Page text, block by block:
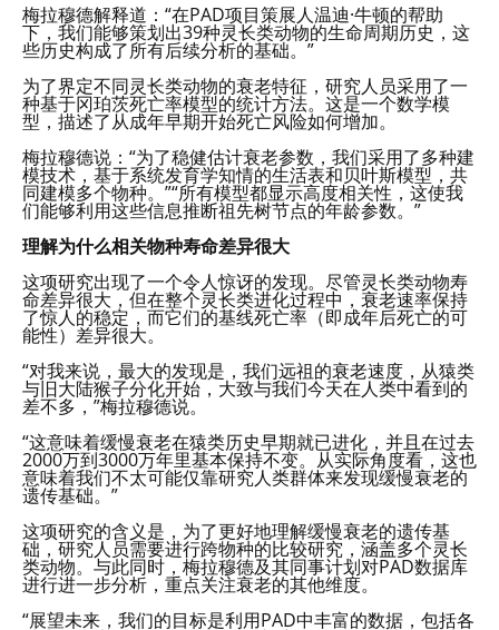
梅拉穆德解释道：“在PAD项目策展人温迪·牛顿的帮助
下，我们能够策划出39种灵长类动物的生命周期历史，这
些历史构成了所有后续分析的基础。”
为了界定不同灵长类动物的衰老特征，研究人员采用了一
种基于冈珀茨死亡率模型的统计方法。这是一个数学模
型，描述了从成年早期开始死亡风险如何增加。
梅拉穆德说：“为了稳健估计衰老参数，我们采用了多种建
模技术，基于系统发育学知情的生活表和贝叶斯模型，共
同建模多个物种。”“所有模型都显示高度相关性，这使我
们能够利用这些信息推断祖先树节点的年龄参数。”
理解为什么相关物种寿命差异很大
这项研究出现了一个令人惊讶的发现。尽管灵长类动物寿
命差异很大，但在整个灵长类进化过程中，衰老速率保持
了惊人的稳定，而它们的基线死亡率（即成年后死亡的可
能性）差异很大。
“对我来说，最大的发现是，我们远祖的衰老速度，从猿类
与旧大陆猴子分化开始，大致与我们今天在人类中看到的
差不多，”梅拉穆德说。
“这意味着缓慢衰老在猿类历史早期就已进化，并且在过去
2000万到3000万年里基本保持不变。从实际角度看，这也
意味着我们不太可能仅靠研究人类群体来发现缓慢衰老的
遗传基础。”
这项研究的含义是，为了更好地理解缓慢衰老的遗传基
础，研究人员需要进行跨物种的比较研究，涵盖多个灵长
类动物。与此同时，梅拉穆德及其同事计划对PAD数据库
进行进一步分析，重点关注衰老的其他维度。
“展望未来，我们的目标是利用PAD中丰富的数据，包括各